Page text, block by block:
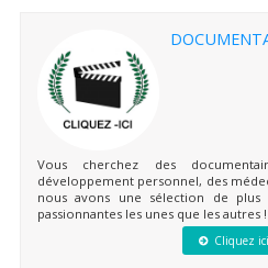
Vous cherchez des
développement personnel, des
nous avons une sélection de plus
passionnantes les unes que les autres !
Cliquez ici